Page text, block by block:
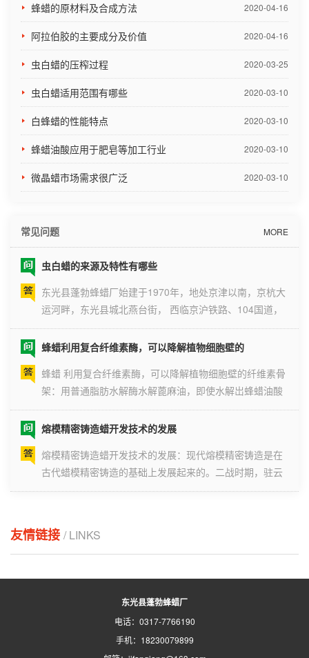
蜂蜡的原材料及合成方法 2020-04-16
阿拉伯胶的主要成分及价值 2020-04-16
虫白蜡的压榨过程 2020-03-25
虫白蜡适用范围有哪些 2020-03-10
白蜂蜡的性能特点 2020-03-10
蜂蜡油酸应用于肥皂等加工行业 2020-03-10
微晶蜡市场需求很广泛 2020-03-10
MORE
常见问题
虫白蜡的来源及特性有哪些
东光县蓬勃蜂蜡厂始建于1970年，地处京津以南，京杭大
运河畔，东光县城北燕台街， 西临京沪铁路、104国道，
交通十分便利。 1、来源 虫白蜡 是雄性白蜡虫的幼虫在生
长过程中所分泌
蜂蜡利用复合纤维素酶，可以降解植物细胞壁的
蜂蜡 利用复合纤维素酶，可以降解植物细胞壁的纤维素骨
架：用普通脂肪水解酶水解蓖麻油，即使水解岀蜂蜡油酸
也很难分离出来，不能得到纯浄净的蓖麻油酸。新的水解
酶可以得到高
熔模精密铸造蜡开发技术的发展
熔模精密铸造蜡开发技术的发展：现代熔模精密铸造是在
古代蜡模精密铸造的基础上发展起来的。二战时期，驻云
南保山的盟军技术专家见到当地人用这种方法制造工艺品
熔模铸造或 蜂蜡 铸造的方法：先用蜡做成模型，再在其外
表裹一层粘土等耐火材料，加热使蜡熔化流出，从而得到
友情链接 / LINKS
东光县蓬勃蜂蜡厂
电话：0317-7766190
手机：18230079899